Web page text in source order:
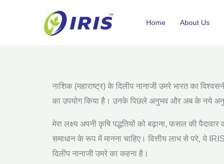
Home About Us
नाशिक (महाराष्ट्र) के दिलीप नानाजी उमरे भारत का
का उपयोग किया है। उनके पिछले अनुभव और अब के नये
मेरा लक्ष्य अपनी कृषि पद्धतियों को बढ़ाना, फसल की पैदावार
समाधान के रूप में मानना चाहिए। वित्तीय लाभ से परे, ये
दिलीप नानाजी उमरे का कहना है।